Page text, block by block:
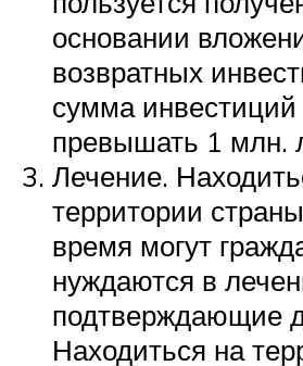
основании
возвратных
сумма
превышать 1 млн.
Лечение.
территории
время могут
нуждаются в
подтверждающие
Находиться на